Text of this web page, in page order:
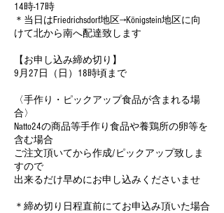
14時-17時
＊当日はFriedrichsdorf地区→Königstein地区に向
けて北から南へ配達致します
【お申し込み締め切り】
9月27日（日）18時頃まで
〈手作り・ピックアップ食品が含まれる場
合〉
Natto24の商品等手作り食品や養鶏所の卵等を
含む場合
ご注文頂いてから作成/ピックアップ致しま
すので
出来るだけ早めにお申し込みくださいませ
＊締め切り日程直前にてお申込み頂いた場合